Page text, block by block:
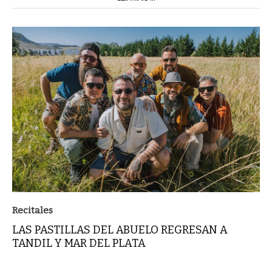
Recitales
LAS PASTILLAS DEL ABUELO REGRESAN A
TANDIL Y MAR DEL PLATA